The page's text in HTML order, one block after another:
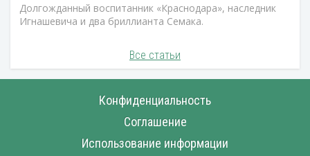
Долгожданный воспитанник «Краснодара», наследник
Игнашевича и два бриллианта Семака.
Все статьи
Конфиденциальность
Соглашение
Использование информации